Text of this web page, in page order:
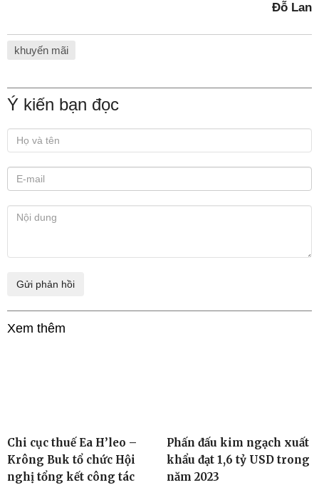
Đỗ Lan
khuyến mãi
Ý kiến bạn đọc
Xem thêm
Chi cục thuế Ea H’leo –
Krông Buk tổ chức Hội
nghị tổng kết công tác
Phấn đấu kim ngạch xuất
khẩu đạt 1,6 tỷ USD trong
năm 2023